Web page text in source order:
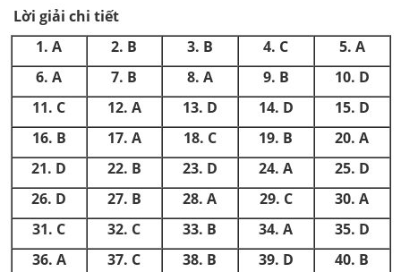
Lời giải chi tiết
1. A
2. B 3. B 4. C
5. A
6. A
7. B 8. A 9. B
10. D
11. C
12. A 13. D 14. D
15. D
16. B
17. A 18. C 19. B
20. A
21. D
22. B 23. D 24. A
25. D
26. D
27. B 28. A 29. C
30. A
31. C
32. C 33. B 34. A
35. D
36. A
37. C 38. B 39. D
40. B